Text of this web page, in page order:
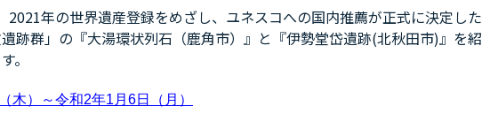
2021年の世界遺産登録をめざし、ユネスコへの国内推薦が正式に決定した
跡群」の『大湯環状列石（鹿角市）』と『伊勢堂岱遺跡(北秋田市)』を紹
。
木）～令和2年1月6日（月）